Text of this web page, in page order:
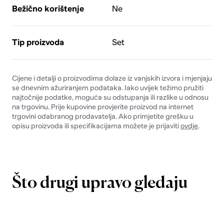
Bežično korištenje Ne
Tip proizvoda Set
Cijene i detalji o proizvodima dolaze iz vanjskih izvora i mjenjaju
se dnevnim ažuriranjem podataka. Iako uvijek težimo pružiti
najtočnije podatke, moguća su odstupanja ili razlike u odnosu
na trgovinu. Prije kupovine provjerite proizvod na internet
trgovini odabranog prodavatelja. Ako primjetite grešku u
opisu proizvoda ili specifikacijama možete je prijavitiovdje.
Što drugi upravo gledaju